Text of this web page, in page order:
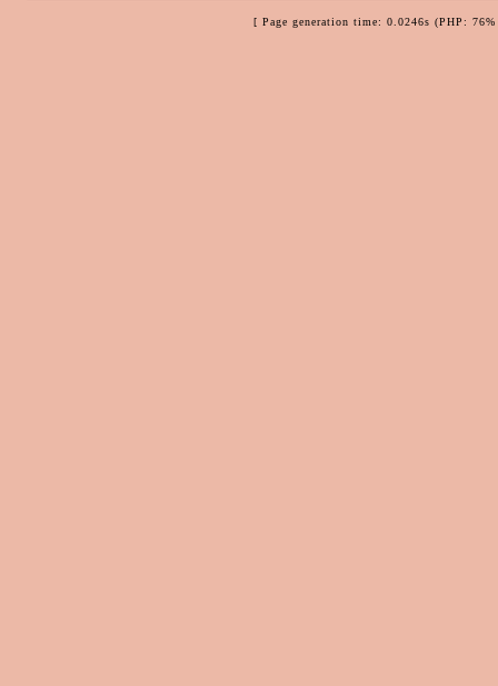
[ Page generation time: 0.0246s (PHP: